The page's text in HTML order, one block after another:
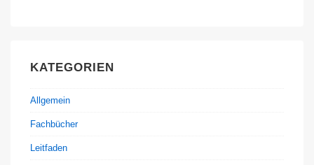
KATEGORIEN
Allgemein
Fachbücher
Leitfaden